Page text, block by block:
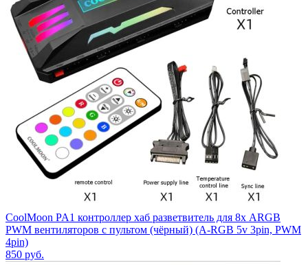
CoolMoon PA1 контроллер хаб разветвитель для 8х ARGB
PWM вентиляторов с пультом (чёрный) (A-RGB 5v 3pin, PWM
4pin)
850 руб.